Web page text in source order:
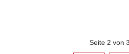
Seite 2 von 3